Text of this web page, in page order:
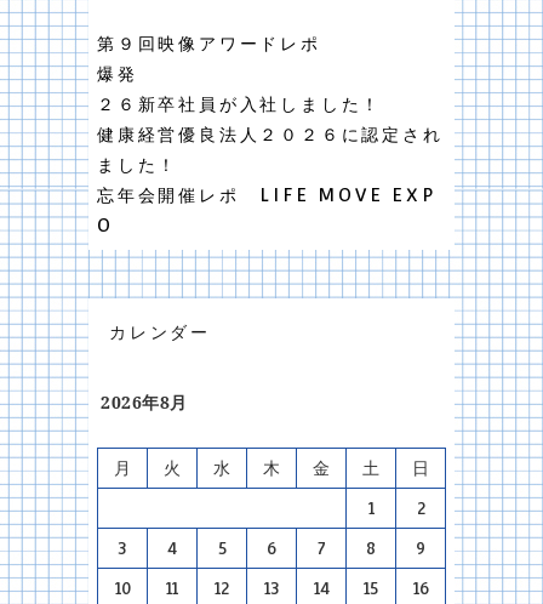
第９回映像アワードレポ
爆発
２６新卒社員が入社しました！
健康経営優良法人２０２６に認定され
ました！
忘年会開催レポ LIFE MOVE EXP
O
カレンダー
2026年8月
月 火 水 木 金 土 日
1 2
3 4 5 6 7 8 9
10 11 12 13 14 15 16